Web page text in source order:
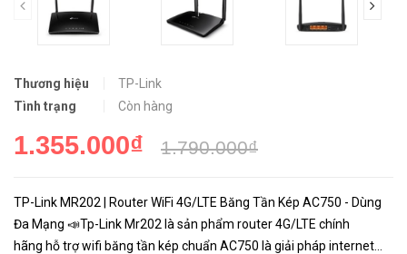
prev
Thương hiệu
TP-Link
Tình trạng
Còn hàng
1.355.000₫ 1.790.000₫
TP-Link MR202 | Router WiFi 4G/LTE Băng Tần Kép AC750 - Dùng
Đa Mạng 📣Tp-Link Mr202 là sản phẩm router 4G/LTE chính
hãng hỗ trợ wifi băng tần kép chuẩn AC750 là giải pháp internet